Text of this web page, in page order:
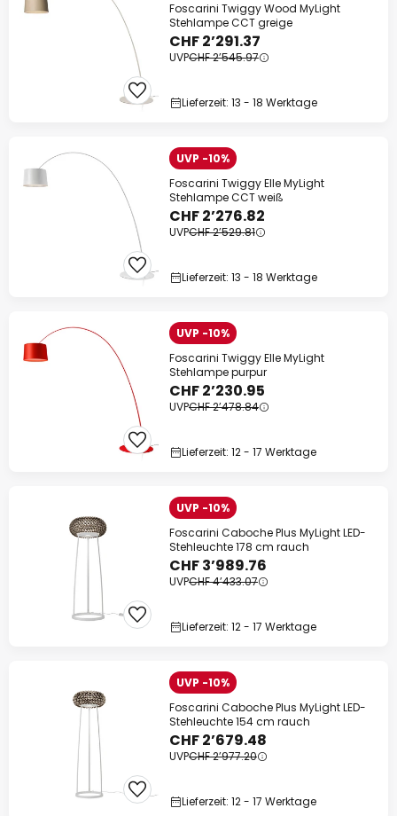
Foscarini Twiggy Wood MyLight
Stehlampe CCT greige
CHF 2’291.37
UVPCHF 2’545.97
Lieferzeit: 13 - 18 Werktage
UVP -10%
Foscarini Twiggy Elle MyLight
Stehlampe CCT weiß
CHF 2’276.82
UVPCHF 2’529.81
Lieferzeit: 13 - 18 Werktage
UVP -10%
Foscarini Twiggy Elle MyLight
Stehlampe purpur
CHF 2’230.95
UVPCHF 2’478.84
Lieferzeit: 12 - 17 Werktage
UVP -10%
Foscarini Caboche Plus MyLight LED-
Stehleuchte 178 cm rauch
CHF 3’989.76
UVPCHF 4’433.07
Lieferzeit: 12 - 17 Werktage
UVP -10%
Foscarini Caboche Plus MyLight LED-
Stehleuchte 154 cm rauch
CHF 2’679.48
UVPCHF 2’977.20
Lieferzeit: 12 - 17 Werktage